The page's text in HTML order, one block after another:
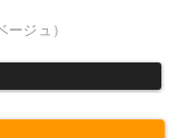
ジュ）